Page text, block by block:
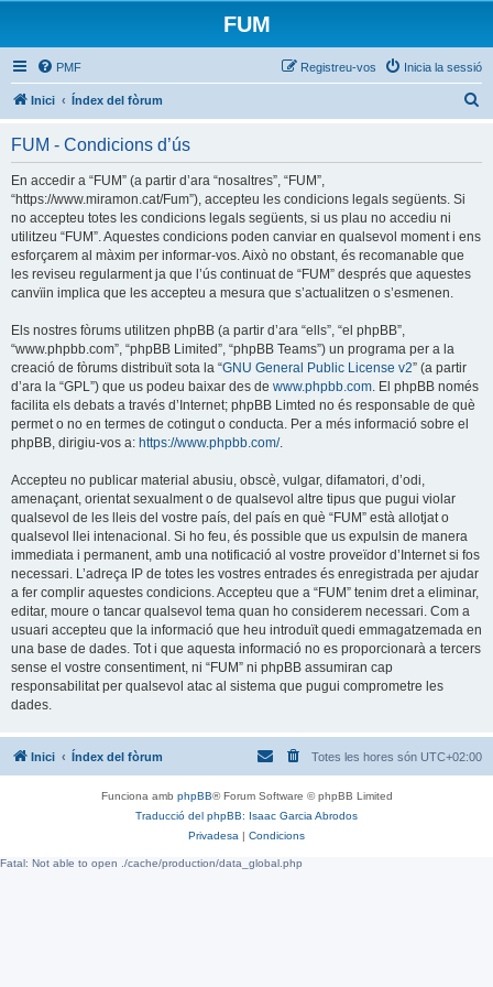
FUM
PMF Inicia la sessió
Registreu-vos
Inici Índex del fòrum
FUM - Condicions d’ús
En accedir a “FUM” (a partir d’ara “nosaltres”, “FUM”,
“https://www.miramon.cat/Fum”), accepteu les condicions legals següents. Si
no accepteu totes les condicions legals següents, si us plau no accediu ni
utilitzeu “FUM”. Aquestes condicions poden canviar en qualsevol moment i ens
esforçarem al màxim per informar-vos. Això no obstant, és recomanable que
les reviseu regularment ja que l’ús continuat de “FUM” després que aquestes
canvïin implica que les accepteu a mesura que s’actualitzen o s’esmenen.
Els nostres fòrums utilitzen phpBB (a partir d’ara “ells”, “el phpBB”,
“www.phpbb.com”, “phpBB Limited”, “phpBB Teams”) un programa per a la
creació de fòrums distribuït sota la “GNU General Public License v2” (a partir
d’ara la “GPL”) que us podeu baixar des de www.phpbb.com. El phpBB només
facilita els debats a través d’Internet; phpBB Limted no és responsable de què
permet o no en termes de cotingut o conducta. Per a més informació sobre el
phpBB, dirigiu-vos a: https://www.phpbb.com/.
Accepteu no publicar material abusiu, obscè, vulgar, difamatori, d’odi,
amenaçant, orientat sexualment o de qualsevol altre tipus que pugui violar
qualsevol de les lleis del vostre país, del país en què “FUM” està allotjat o
qualsevol llei intenacional. Si ho feu, és possible que us expulsin de manera
immediata i permanent, amb una notificació al vostre proveïdor d’Internet si fos
necessari. L’adreça IP de totes les vostres entrades és enregistrada per ajudar
a fer complir aquestes condicions. Accepteu que a “FUM” tenim dret a eliminar,
editar, moure o tancar qualsevol tema quan ho considerem necessari. Com a
usuari accepteu que la informació que heu introduït quedi emmagatzemada en
una base de dades. Tot i que aquesta informació no es proporcionarà a tercers
sense el vostre consentiment, ni “FUM” ni phpBB assumiran cap
responsabilitat per qualsevol atac al sistema que pugui comprometre les
dades.
Inici Índex del fòrum Totes les hores són UTC+02:00
Funciona amb phpBB® Forum Software © phpBB Limited
Traducció del phpBB: Isaac Garcia Abrodos
Privadesa | Condicions
Fatal: Not able to open ./cache/production/data_global.php